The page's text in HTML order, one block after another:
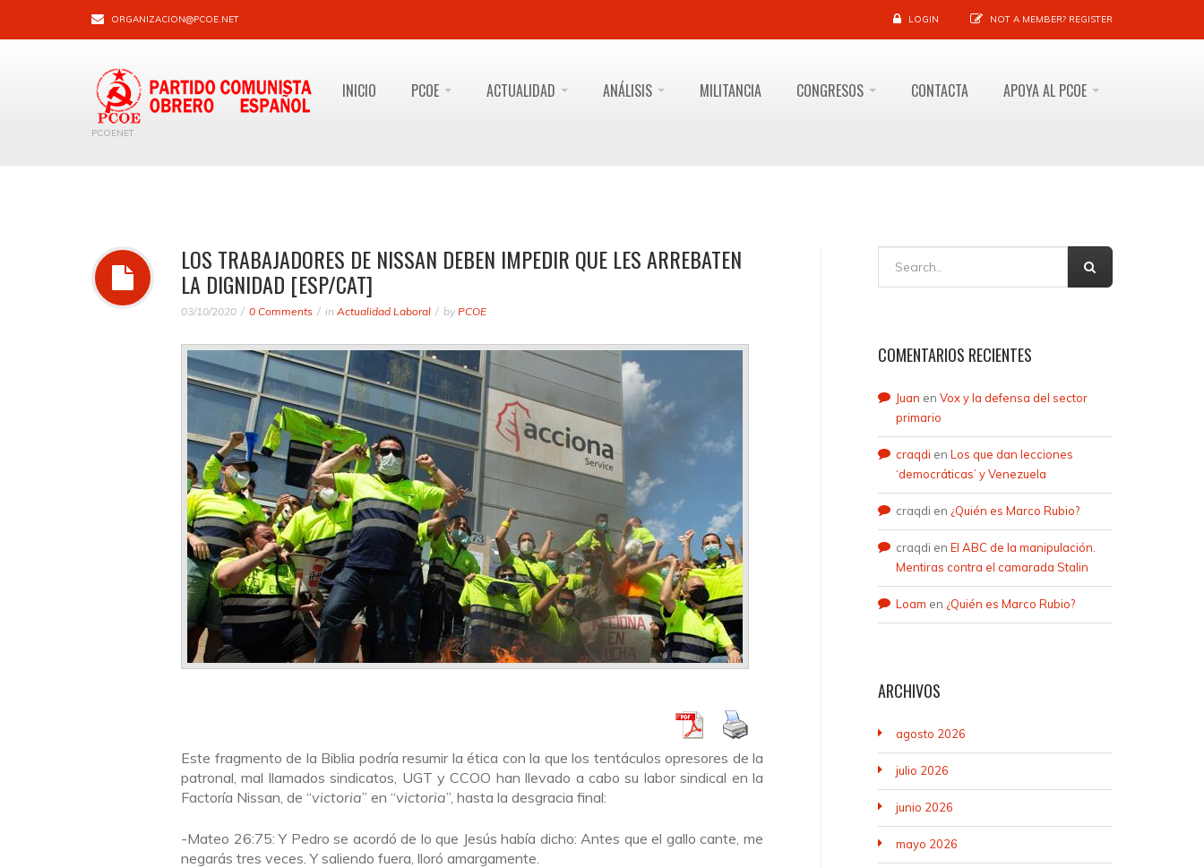
ORGANIZACION@PCOE.NET LOGIN NOT A MEMBER? REGISTER
PCOENET
INICIO PCOE ACTUALIDAD ANÁLISIS MILITANCIA CONGRESOS CONTACTA APOYA AL PCOE
LOS TRABAJADORES DE NISSAN DEBEN IMPEDIR QUE LES ARREBATEN
LA DIGNIDAD [ESP/CAT]
03/10/2020 0 Comments in Actualidad Laboral by PCOE
Este fragmento de la Biblia podría resumir la ética con la que los tentáculos opresores de la
patronal, mal llamados sindicatos, UGT y CCOO han llevado a cabo su labor sindical en la
Factoría Nissan, de “victoria” en “victoria”, hasta la desgracia final:
-Mateo 26:75: Y Pedro se acordó de lo que Jesús había dicho: Antes que el gallo cante, me
negarás tres veces. Y saliendo fuera, lloró amargamente.
COMENTARIOS RECIENTES
Juan en Vox y la defensa del sector
primario
craqdi en Los que dan lecciones
‘democráticas’ y Venezuela
craqdi en ¿Quién es Marco Rubio?
craqdi en El ABC de la manipulación.
Mentiras contra el camarada Stalin
Loam en ¿Quién es Marco Rubio?
ARCHIVOS
agosto 2026
julio 2026
junio 2026
mayo 2026